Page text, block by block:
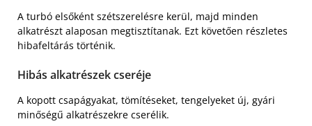
A turbó elsőként szétszerelésre kerül, majd minden
alkatrészt alaposan megtisztítanak. Ezt követően részletes
hibafeltárás történik.
Hibás alkatrészek cseréje
A kopott csapágyakat, tömítéseket, tengelyeket új, gyári
minőségű alkatrészekre cserélik.